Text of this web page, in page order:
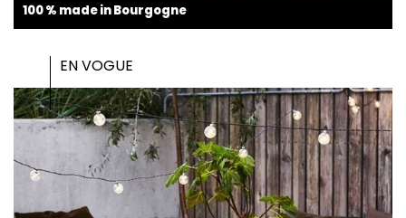
100 % made in Bourgogne
EN VOGUE